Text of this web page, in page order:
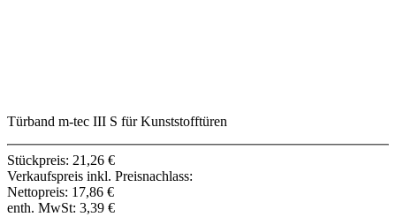
Türband m-tec III S für Kunststofftüren
Stückpreis: 21,26 €
Verkaufspreis inkl. Preisnachlass:
Nettopreis: 17,86 €
enth. MwSt: 3,39 €